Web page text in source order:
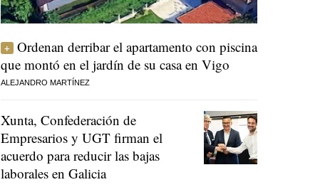
Ordenan derribar el apartamento con piscina
que montó en el jardín de su casa en Vigo
ALEJANDRO MARTÍNEZ
Xunta, Confederación de
Empresarios y UGT firman el
acuerdo para reducir las bajas
laborales en Galicia